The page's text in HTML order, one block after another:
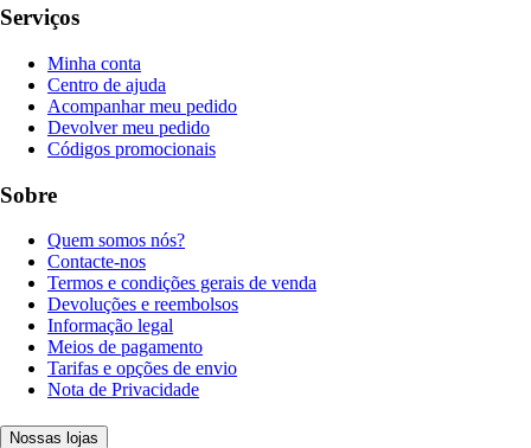
Serviços
Minha conta
Centro de ajuda
Acompanhar meu pedido
Devolver meu pedido
Códigos promocionais
Sobre
Quem somos nós?
Contacte-nos
Termos e condições gerais de venda
Devoluções e reembolsos
Informação legal
Meios de pagamento
Tarifas e opções de envio
Nota de Privacidade
Nossas lojas